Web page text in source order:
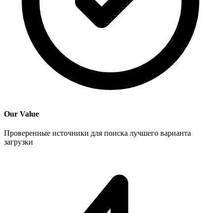
Our Value
Проверенные источники для поиска лучшего варианта
загрузки